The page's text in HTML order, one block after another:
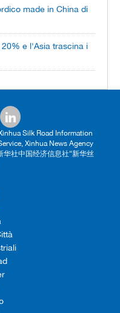
made in China di
e l'Asia trascina i
Silk Road Information
Xinhua News Agency
华社中国经济信息社“新华丝